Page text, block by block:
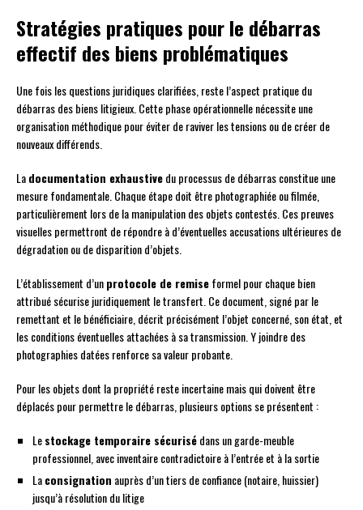
Stratégies pratiques pour le débarras
effectif des biens problématiques
Une fois les questions juridiques clarifiées, reste l’aspect pratique du
débarras des biens litigieux. Cette phase opérationnelle nécessite une
organisation méthodique pour éviter de raviver les tensions ou de créer de
nouveaux différends.
Ladocumentation exhaustivedu processus de débarras constitue une
mesure fondamentale. Chaque étape doit être photographiée ou filmée,
particulièrement lors de la manipulation des objets contestés. Ces preuves
visuelles permettront de répondre à d’éventuelles accusations ultérieures de
dégradation ou de disparition d’objets.
L’établissement d’unprotocole de remiseformel pour chaque bien
attribué sécurise juridiquement le transfert. Ce document, signé par le
remettant et le bénéficiaire, décrit précisément l’objet concerné, son état, et
les conditions éventuelles attachées à sa transmission. Y joindre des
photographies datées renforce sa valeur probante.
Pour les objets dont la propriété reste incertaine mais qui doivent être
déplacés pour permettre le débarras, plusieurs options se présentent :
Lestockage temporaire sécurisédans un garde-meuble
professionnel, avec inventaire contradictoire à l’entrée et à la sortie
Laconsignation auprès d’un tiers de confiance (notaire, huissier)
jusqu’à résolution du litige